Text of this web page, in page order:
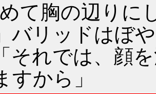
めて胸の辺り
バリッドはぼ
それでは、顔
すから」